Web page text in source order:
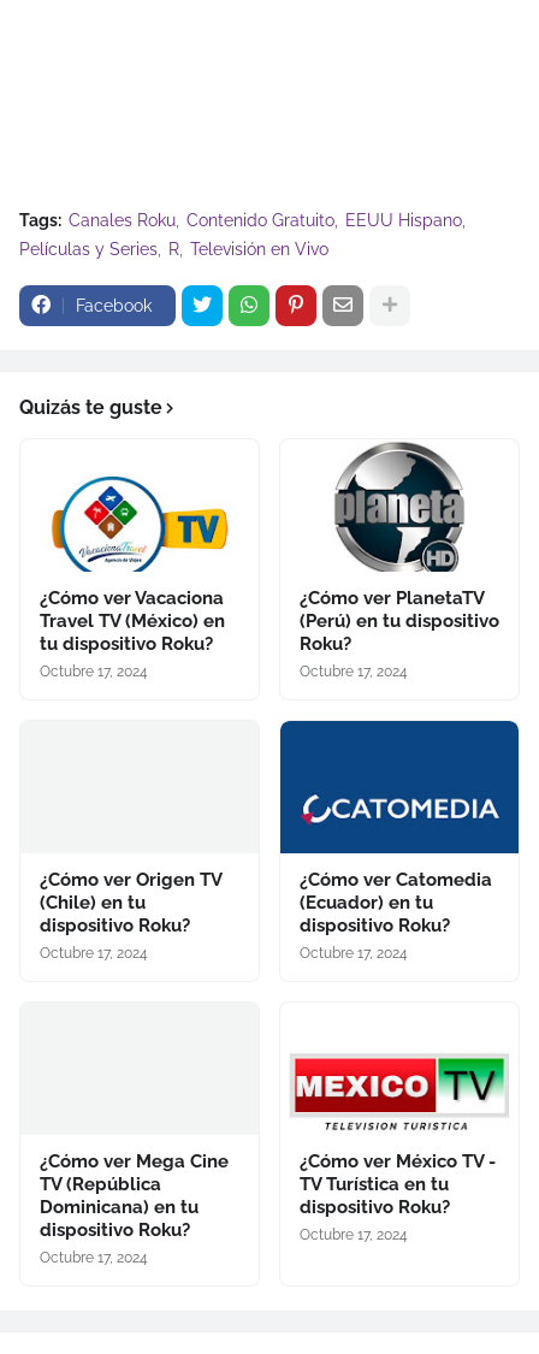
Tags: Canales Roku Contenido Gratuito
EEUU Hispano
Películas y Series
R Televisión en Vivo
Facebook
Quizás te guste
¿Cómo ver Vacaciona
Travel TV (México) en
tu dispositivo Roku?
Octubre 17, 2024
¿Cómo ver PlanetaTV
(Perú) en tu dispositivo
Roku?
Octubre 17, 2024
¿Cómo ver Origen TV
(Chile) en tu
dispositivo Roku?
Octubre 17, 2024
¿Cómo ver Catomedia
(Ecuador) en tu
dispositivo Roku?
Octubre 17, 2024
¿Cómo ver Mega Cine
TV (República
Dominicana) en tu
dispositivo Roku?
Octubre 17, 2024
¿Cómo ver México TV -
TV Turística en tu
dispositivo Roku?
Octubre 17, 2024